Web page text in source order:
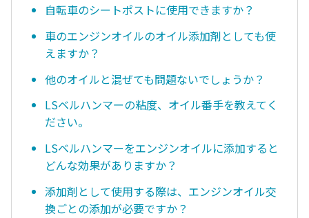
自転車のシートポストに使用できますか？
車のエンジンオイルのオイル添加剤としても使
えますか？
他のオイルと混ぜても問題ないでしょうか？
LSベルハンマーの粘度、オイル番手を教えてく
ださい。
LSベルハンマーをエンジンオイルに添加すると
どんな効果がありますか？
添加剤として使用する際は、エンジンオイル交
換ごとの添加が必要ですか？